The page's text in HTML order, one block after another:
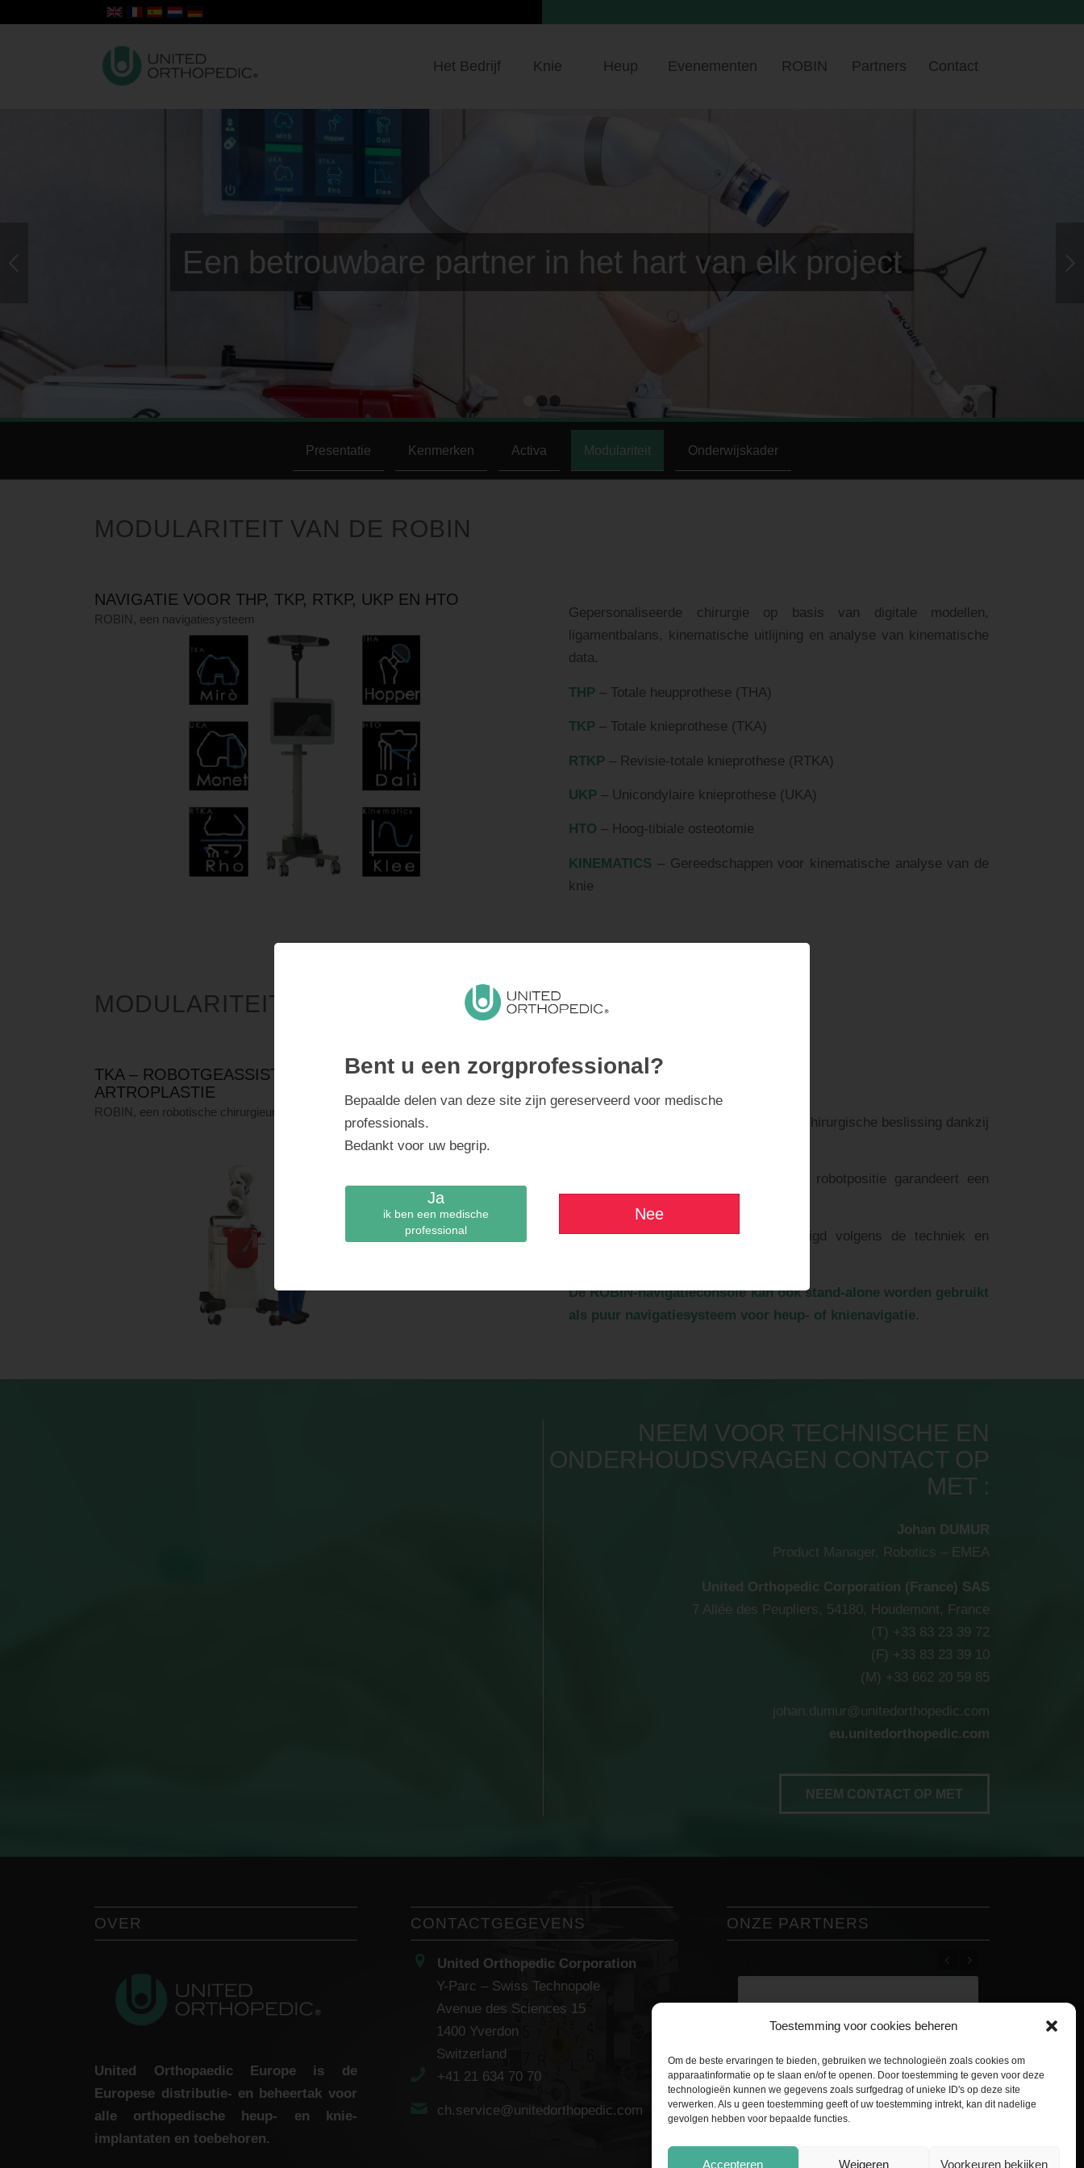
Bent u een zorgprofessional?
Bepaalde delen van deze site zijn gereserveerd voor medische
professionals.
Bedankt voor uw begrip.
Ja
ik ben een medische
professional
Nee
Toestemming voor cookies beheren
Om de beste ervaringen te bieden, gebruiken we technologieën zoals cookies om
apparaatinformatie op te slaan en/of te openen. Door toestemming te geven voor deze
technologieën kunnen we gegevens zoals surfgedrag of unieke ID's op deze site
verwerken. Als u geen toestemming geeft of uw toestemming intrekt, kan dit nadelige
gevolgen hebben voor bepaalde functies.
Accepteren Weigeren Voorkeuren bekijken
Het Bedrijf Knie Heup Evenementen ROBIN Partners Contact
Een betrouwbare partner in het hart van elk project Volgende
1 2
Presentatie Kenmerken Activa Modulariteit Onderwijskader
MODULARITEIT VAN DE ROBIN
NAVIGATIE VOOR THP, TKP, RTKP, UKP EN HTO
ROBIN, een navigatiesysteem
Gepersonaliseerde chirurgie op basis van digitale modellen,
ligamentbalans, kinematische uitlijning en analyse van kinematische
data.
THP – Totale heupprothese (THA)
TKP – Totale knieprothese (TKA)
RTKP – Revisie‐totale knieprothese (RTKA)
UKP – Unicondylaire knieprothese (UKA)
HTO – Hoog-tibiale osteotomie
KINEMATICS – Gereedschappen voor kinematische analyse van de
knie
MODULARITEIT VAN DE NAVIGATIE
TKA – ROBOTGEASSISTEERDE TOTALE KNIE-
ARTROPLASTIE
ROBIN, een robotische chirurgieuniteit
Volledige controle bij elke stap en elke chirurgische beslissing dankzij
Continue tracking van de patiënt- en robotpositie garandeert een
Botresecties worden geleid én beveiligd volgens de techniek en
De ROBIN-navigatieconsole kan ook stand-alone worden gebruikt
als puur navigatiesysteem voor heup- of knienavigatie.
NEEM VOOR TECHNISCHE EN
ONDERHOUDSVRAGEN CONTACT OP
MET :
Johan DUMUR
Product Manager, Robotics – EMEA
United Orthopedic Corporation (France) SAS
7 Allée des Peupliers, 54180, Houdemont, France
(T) +33 83 23 39 72
(F) +33 83 23 39 10
(M) +33 662 20 59 85
johan.dumur@unitedorthopedic.com
eu.unitedorthopedic.com
NEEM CONTACT OP MET
OVER
United Orthopaedic Europe is de
Europese distributie- en beheertak voor
alle orthopedische heup- en knie-
implantaten en toebehoren.
CONTACTGEGEVENS
United Orthopedic Corporation
Y-Parc – Swiss Technopole
Avenue des Sciences 15
1400 Yverdon
Switzerland
+41 21 634 70 70
ch.service@unitedorthopedic.com
ONZE PARTNERS